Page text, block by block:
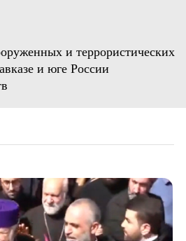
и террористических
и юге России